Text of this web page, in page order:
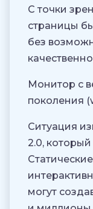
С точки
страницы
без
Монитор с
поколения
Ситуация
2.0,
могут